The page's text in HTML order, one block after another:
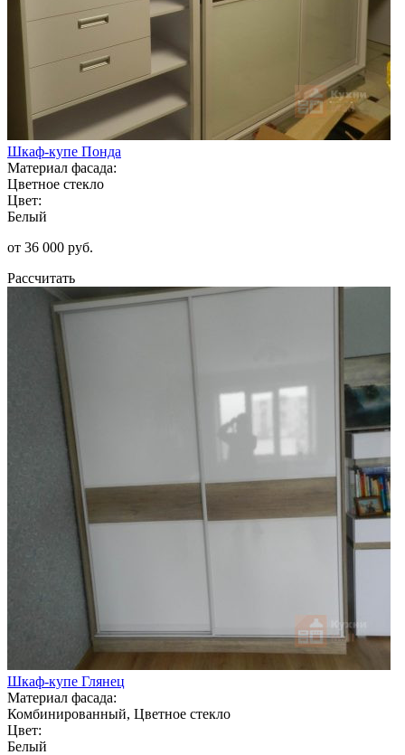
Шкаф-купе Понда
Материал фасада:
Цветное стекло
Цвет:
Белый
от 36 000 руб.
Рассчитать
Шкаф-купе Глянец
Материал фасада:
Комбинированный, Цветное стекло
Цвет:
Белый